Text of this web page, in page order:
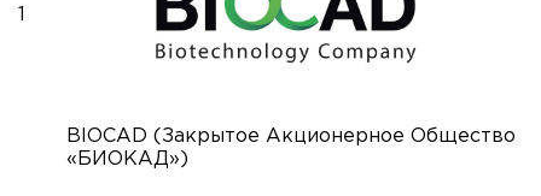
BIOCAD (Закрытое Акционерное Общество
«БИОКАД»)